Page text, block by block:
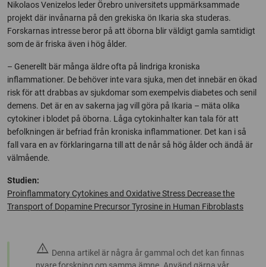
Nikolaos Venizelos leder Örebro universitets uppmärksammade
projekt där invånarna på den grekiska ön Ikaria ska studeras.
Forskarnas intresse beror på att öborna blir väldigt gamla samtidigt
som de är friska även i hög ålder.
– Generellt bär många äldre ofta på lindriga kroniska
inflammationer. De behöver inte vara sjuka, men det innebär en ökad
risk för att drabbas av sjukdomar som exempelvis diabetes och senil
demens. Det är en av sakerna jag vill göra på Ikaria – mäta olika
cytokiner i blodet på öborna. Låga cytokinhalter kan tala för att
befolkningen är befriad från kroniska inflammationer. Det kan i så
fall vara en av förklaringarna till att de når så hög ålder och ändå är
välmående.
Studien:
Proinflammatory Cytokines and Oxidative Stress Decrease the
Transport of Dopamine Precursor Tyrosine in Human Fibroblasts
warning Denna artikel är några år gammal och det kan finnas
nyare forskning om samma ämne. Använd gärna vår